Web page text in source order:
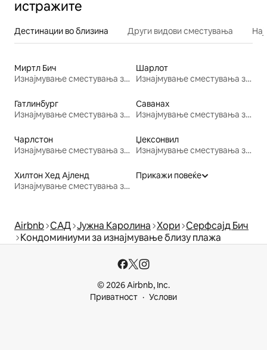
истражите
Дестинации во близина Други видови сместувања
Миртл Бич
Изнајмување сместувања за одмор
Шарлот
Изнајмување сместувања за одмор
Гатлинбург
Изнајмување сместувања за одмор
Саванах
Изнајмување сместувања за одмор
Чарлстон
Изнајмување сместувања за одмор
Џексонвил
Изнајмување сместувања за одмор
Хилтон Хед Ајленд
Изнајмување сместувања за одмор
Прикажи повеќе
Airbnb САД Јужна Каролина Хори Серфсајд Бич
Кондоминиуми за изнајмување близу плажа
© 2026 Airbnb, Inc.
Приватност
Услови